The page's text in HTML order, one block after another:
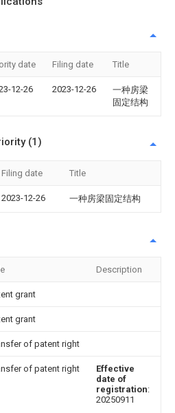
date Filing date Title
12-26 2023-12-26
一种房梁
固定结构
(1)
Filing date Title
2023-12-26 一种房梁固定结构
Description
grant
grant
of patent right
of patent right
Effective
date of
registration:
20250911